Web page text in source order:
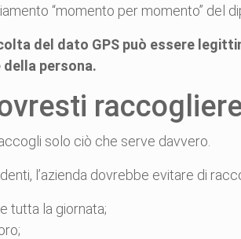
“momento per momento” del
del dato GPS può essere
persona.
solo ciò che serve davvero.
l’azienda dovrebbe evitare di
tutta la giornata;